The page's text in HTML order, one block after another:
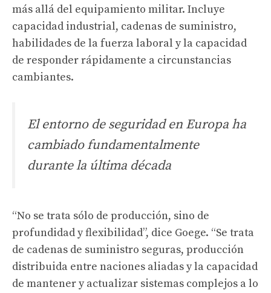
más allá del equipamiento militar. Incluye
capacidad industrial, cadenas de suministro,
habilidades de la fuerza laboral y la capacidad
de responder rápidamente a circunstancias
cambiantes.
El entorno de seguridad en Europa ha
cambiado fundamentalmente
durante la última década
“No se trata sólo de producción, sino de
profundidad y flexibilidad”, dice Goege. “Se trata
de cadenas de suministro seguras, producción
distribuida entre naciones aliadas y la capacidad
de mantener y actualizar sistemas complejos a lo